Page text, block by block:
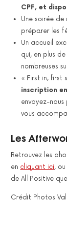
CPF, et
Une soirée
préparer les
Un accueil
qui, en plus
nombreuses
« First in, first
inscription
envoyez-
vous
Les
Retrouvez les
en cliquant ici,
de All Positive
Crédit Photos